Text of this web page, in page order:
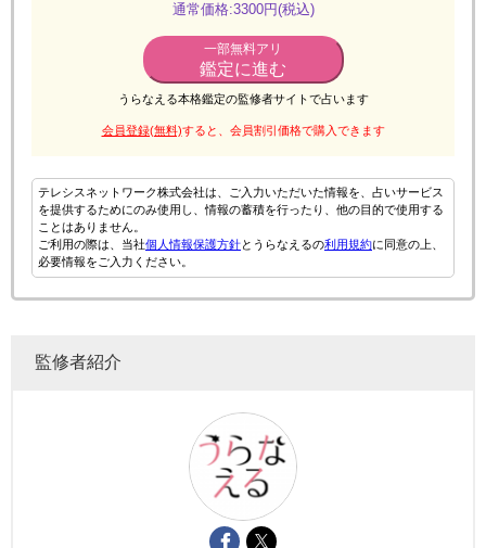
通常価格:3300円(税込)
一部無料アリ
鑑定に進む
うらなえる本格鑑定の監修者サイトで占います
会員登録(無料)すると、会員割引価格で購入できます
テレシスネットワーク株式会社は、ご入力いただいた情報を、占いサービス
を提供するためにのみ使用し、情報の蓄積を行ったり、他の目的で使用する
ことはありません。
ご利用の際は、当社個人情報保護方針とうらなえるの利用規約に同意の上、
必要情報をご入力ください。
監修者紹介